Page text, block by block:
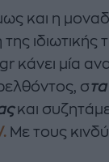
και η
κάνει μία
σ
και
Με τους
σαλάτα με
φέτα και